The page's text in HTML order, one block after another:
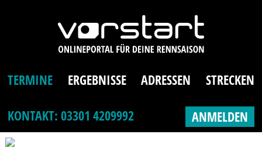
TERMINE ERGEBNISSE ADRESSEN
STRECKEN
KONTAKT: 03301 4209992
ANMELDEN